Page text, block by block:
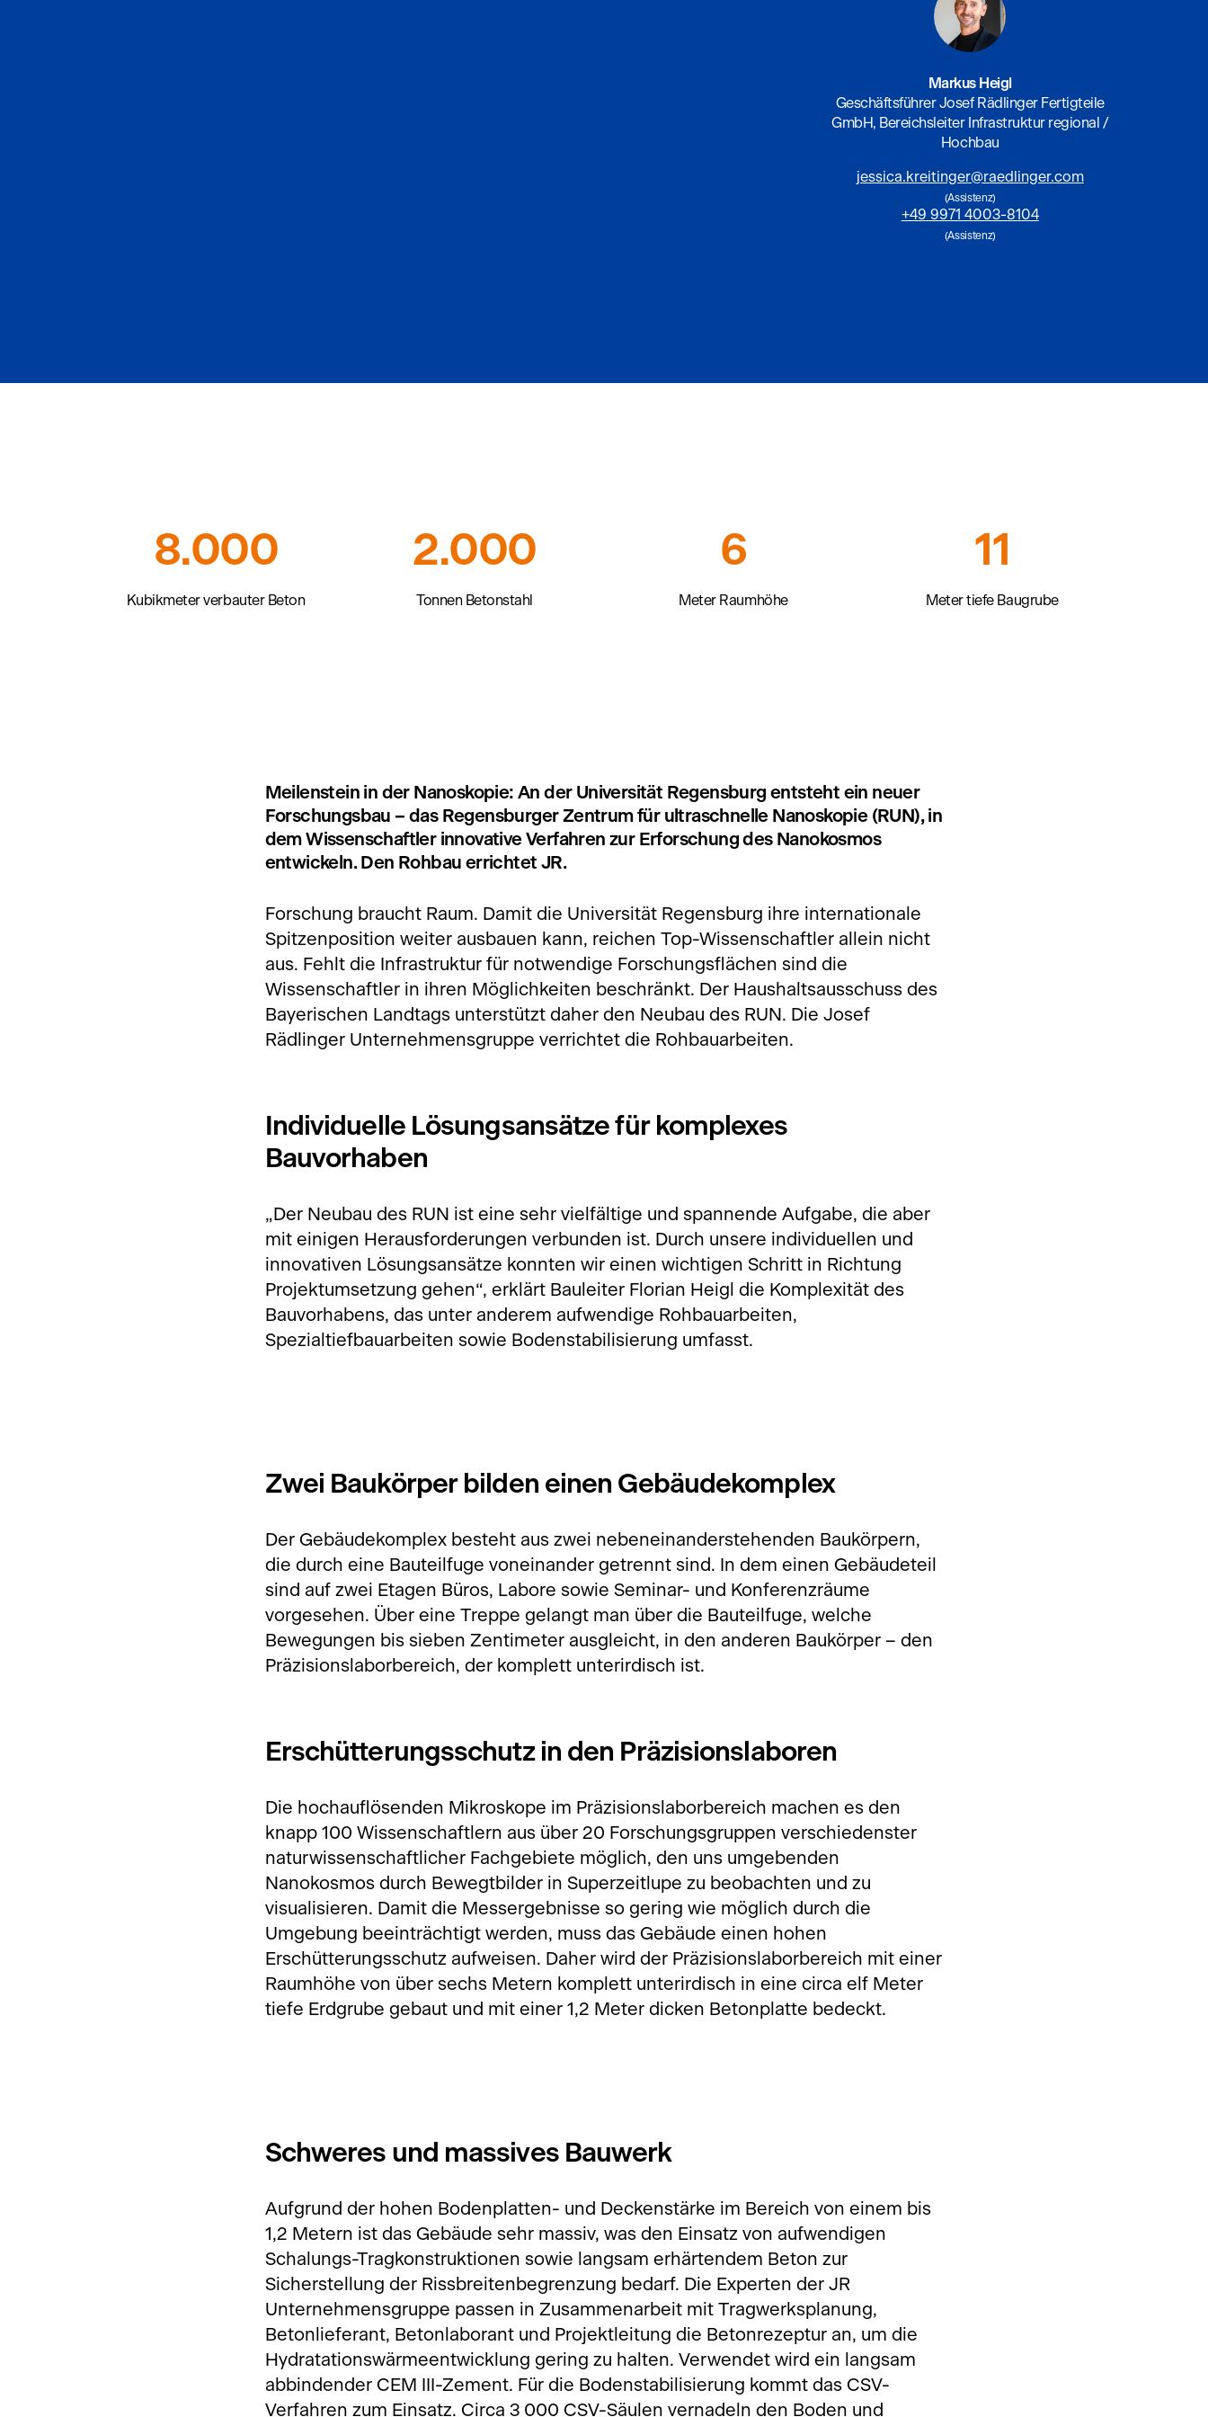
Markus Heigl
Geschäftsführer Josef Rädlinger Fertigteile
GmbH, Bereichsleiter Infrastruktur regional /
Hochbau
jessica.kreitinger@raedlinger.com
(Assistenz)
+49 9971 4003-8104
(Assistenz)
8.000
Kubikmeter verbauter Beton
2.000
Tonnen Betonstahl
6
Meter Raumhöhe
11
Meter tiefe Baugrube
Meilenstein in der Nanoskopie: An der Universität Regensburg entsteht ein neuer
Forschungsbau – das Regensburger Zentrum für ultraschnelle Nanoskopie (RUN), in
dem Wissenschaftler innovative Verfahren zur Erforschung des Nanokosmos
entwickeln. Den Rohbau errichtet JR.
Forschung braucht Raum. Damit die Universität Regensburg ihre internationale
Spitzenposition weiter ausbauen kann, reichen Top-Wissenschaftler allein nicht
aus. Fehlt die Infrastruktur für notwendige Forschungsflächen sind die
Wissenschaftler in ihren Möglichkeiten beschränkt. Der Haushaltsausschuss des
Bayerischen Landtags unterstützt daher den Neubau des RUN. Die Josef
Rädlinger Unternehmensgruppe verrichtet die Rohbauarbeiten.
Individuelle Lösungsansätze für komplexes
Bauvorhaben
„Der Neubau des RUN ist eine sehr vielfältige und spannende Aufgabe, die aber
mit einigen Herausforderungen verbunden ist. Durch unsere individuellen und
innovativen Lösungsansätze konnten wir einen wichtigen Schritt in Richtung
Projektumsetzung gehen“, erklärt Bauleiter Florian Heigl die Komplexität des
Bauvorhabens, das unter anderem aufwendige Rohbauarbeiten,
Spezialtiefbauarbeiten sowie Bodenstabilisierung umfasst.
Zwei Baukörper bilden einen Gebäudekomplex
Der Gebäudekomplex besteht aus zwei nebeneinanderstehenden Baukörpern,
die durch eine Bauteilfuge voneinander getrennt sind. In dem einen Gebäudeteil
sind auf zwei Etagen Büros, Labore sowie Seminar- und Konferenzräume
vorgesehen. Über eine Treppe gelangt man über die Bauteilfuge, welche
Bewegungen bis sieben Zentimeter ausgleicht, in den anderen Baukörper – den
Präzisionslaborbereich, der komplett unterirdisch ist.
Erschütterungsschutz in den Präzisionslaboren
Die hochauflösenden Mikroskope im Präzisionslaborbereich machen es den
knapp 100 Wissenschaftlern aus über 20 Forschungsgruppen verschiedenster
naturwissenschaftlicher Fachgebiete möglich, den uns umgebenden
Nanokosmos durch Bewegtbilder in Superzeitlupe zu beobachten und zu
visualisieren. Damit die Messergebnisse so gering wie möglich durch die
Umgebung beeinträchtigt werden, muss das Gebäude einen hohen
Erschütterungsschutz aufweisen. Daher wird der Präzisionslaborbereich mit einer
Raumhöhe von über sechs Metern komplett unterirdisch in eine circa elf Meter
tiefe Erdgrube gebaut und mit einer 1,2 Meter dicken Betonplatte bedeckt.
Schweres und massives Bauwerk
Aufgrund der hohen Bodenplatten- und Deckenstärke im Bereich von einem bis
1,2 Metern ist das Gebäude sehr massiv, was den Einsatz von aufwendigen
Schalungs-Tragkonstruktionen sowie langsam erhärtendem Beton zur
Sicherstellung der Rissbreitenbegrenzung bedarf. Die Experten der JR
Unternehmensgruppe passen in Zusammenarbeit mit Tragwerksplanung,
Betonlieferant, Betonlaborant und Projektleitung die Betonrezeptur an, um die
Hydratationswärmeentwicklung gering zu halten. Verwendet wird ein langsam
abbindender CEM III-Zement. Für die Bodenstabilisierung kommt das CSV-
Verfahren zum Einsatz. Circa 3 000 CSV-Säulen vernadeln den Boden und